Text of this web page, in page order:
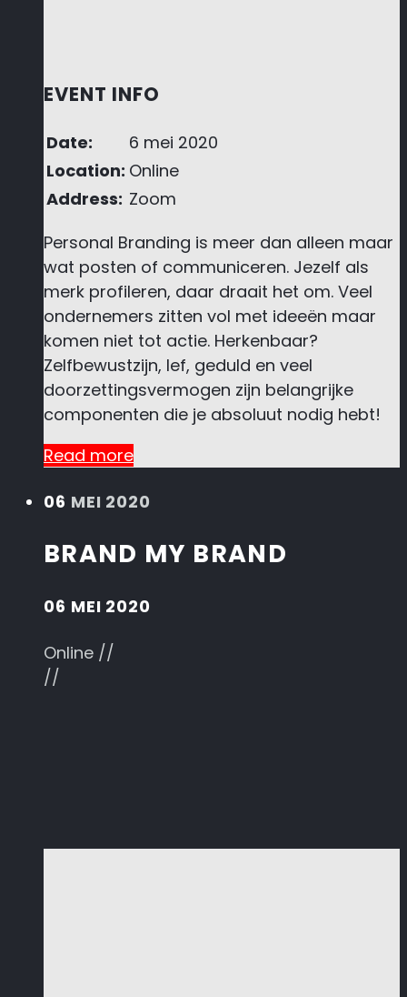
EVENT INFO
Date:
6 mei 2020
Location: Online
Address: Zoom
Personal Branding is meer dan alleen maar
wat posten of communiceren. Jezelf als
merk profileren, daar draait het om. Veel
ondernemers zitten vol met ideeën maar
komen niet tot actie. Herkenbaar?
Zelfbewustzijn, lef, geduld en veel
doorzettingsvermogen zijn belangrijke
componenten die je absoluut nodig hebt!
Read more
06 MEI 2020
BRAND MY BRAND
06 MEI 2020
Online //
//